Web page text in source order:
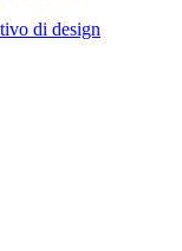
di design